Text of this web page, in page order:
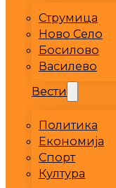
Струмица
Ново Село
Босилово
Василево
Вести
Политика
Економија
Спорт
Култура